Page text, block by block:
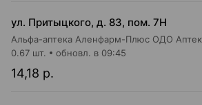
ул. Притыцкого, д. 83, пом. 7Н
14,18 р.
0.67 шт. обновл. в 09:45